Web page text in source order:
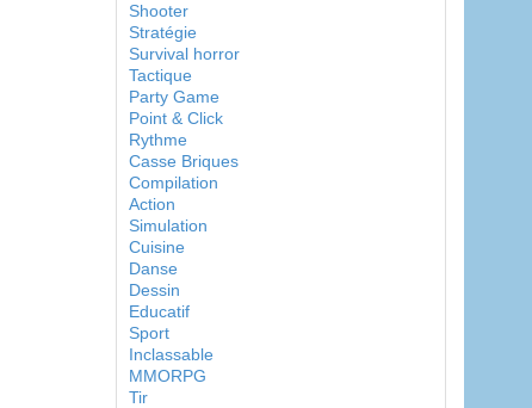
Shooter
Stratégie
Survival horror
Tactique
Party Game
Point & Click
Rythme
Casse Briques
Compilation
Action
Simulation
Cuisine
Danse
Dessin
Educatif
Sport
Inclassable
MMORPG
Tir